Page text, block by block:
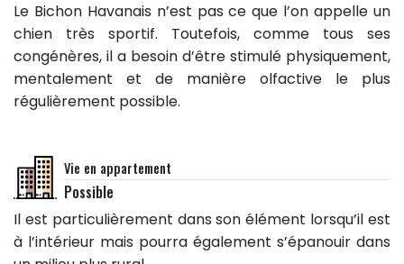
Le Bichon Havanais n’est pas ce que l’on appelle un
chien très sportif. Toutefois, comme tous ses
congénères, il a besoin d’être stimulé physiquement,
mentalement et de manière olfactive le plus
régulièrement possible.
Vie en appartement
Possible
Il est particulièrement dans son élément lorsqu’il est
à l’intérieur mais pourra également s’épanouir dans